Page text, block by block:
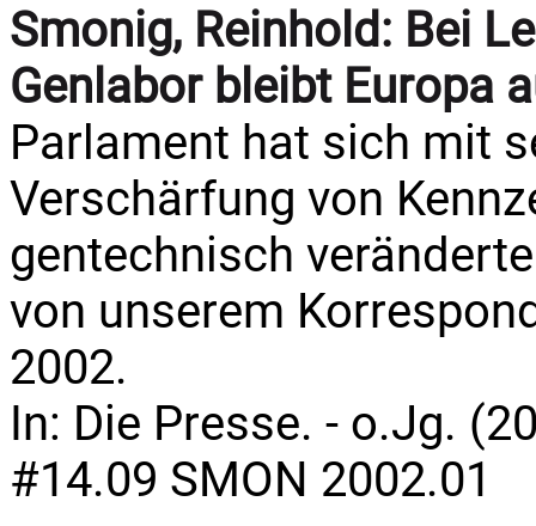
Smonig, Reinhold: Bei
Genlabor bleibt Europa
Parlament hat sich mit
Verschärfung von
gentechnisch
von unserem
2002.
In: Die Presse. - o.Jg.
#14.09 SMON 2002.01